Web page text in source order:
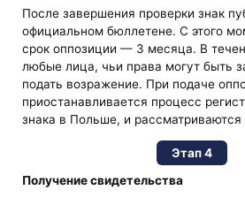
После завершения проверки знак
официальном бюллетене. С этого
срок оппозиции — 3 месяца. В
любые лица, чьи права могут быть
подать возражение. При подаче
приостанавливается процесс
знака в Польше, и рассматриваются
Этап 4
Получение свидетельства